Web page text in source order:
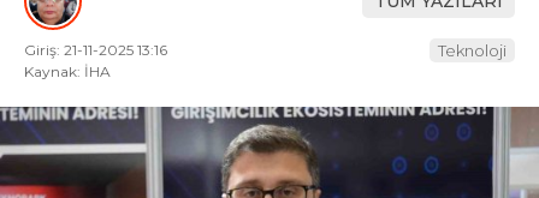
Giriş: 21-11-2025 13:16
Kaynak: İHA
Teknoloji